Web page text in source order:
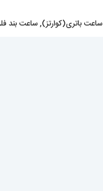
ساعت باتری(کوارتز),ساعت بند